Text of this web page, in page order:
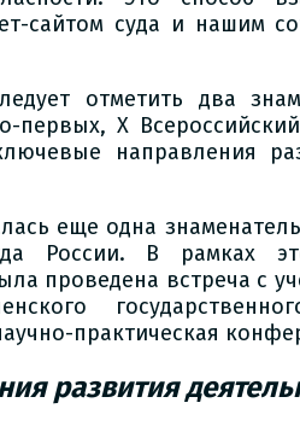
сайтом суда и нашим
отметить два
первых, X
направления
еще одна
России. В рамках
проведена встреча с
практическая
развития